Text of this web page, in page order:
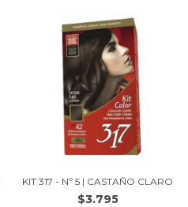
KIT 317 - Nº 5 | CASTAÑO CLARO
$3.795